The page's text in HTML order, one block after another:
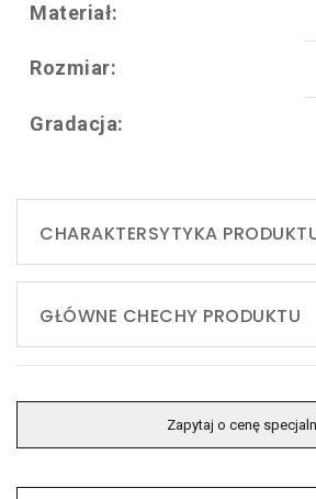
Materiał:
Rozmiar:
Gradacja:
CHARAKTERSYTYKA
GŁÓWNE CHECHY PRODUKTU
Zapytaj o cenę